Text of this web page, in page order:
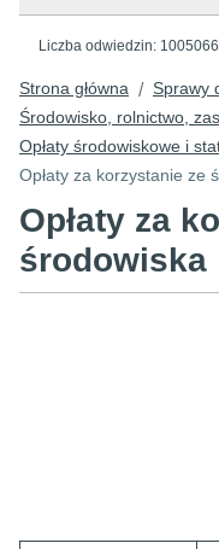
Liczba odwiedzin:
Strona główna / Sprawy
Środowisko, rolnictwo,
Opłaty środowiskowe i
Opłaty za korzystanie ze
Opłaty za
środowiska